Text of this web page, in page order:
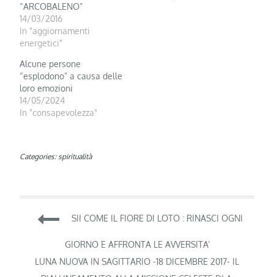
“ARCOBALENO”
14/03/2016
In "aggiornamenti
energetici"
Alcune persone
“esplodono” a causa delle
loro emozioni
14/05/2024
In "consapevolezza"
Categories: spiritualità
Navigazione
articoli
SII COME IL FIORE DI LOTO : RINASCI OGNI
GIORNO E AFFRONTA LE AVVERSITA’
LUNA NUOVA IN SAGITTARIO -18 DICEMBRE 2017- IL